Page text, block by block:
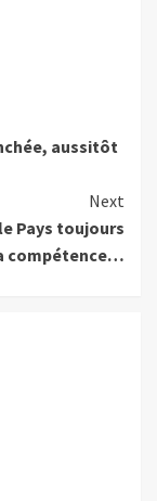
aussitôt
Next
Pays toujours
compétence…